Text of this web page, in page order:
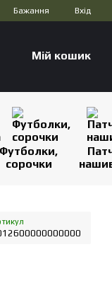
Бажання Вхід
Мій кошик
Футболки,
сорочки